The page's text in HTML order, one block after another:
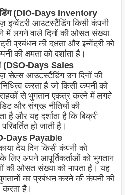
(DIO-Days Inventory
इन्वेंटरी आउटस्टैंडिंग किसी कंपनी
में लगने वाले दिनों की औसत संख्या
प्रबंधन की दक्षता और इन्वेंट्री को
की क्षमता को दर्शाता है।
(DSO-Days Sales
सेल्स आउटस्टैंडिंग उन दिनों की
करता है जो किसी कंपनी को
से भुगतान एकत्र करने में लगते
और संग्रह नीतियों की
है और यह दर्शाता है कि बिक्री
हो जाती है।
Days Payable
देय दिन किसी कंपनी को
लिए अपने आपूर्तिकर्ताओं को भुगतान
की औसत संख्या को मापता है। यह
का प्रबंधन करने की कंपनी की
करता है।